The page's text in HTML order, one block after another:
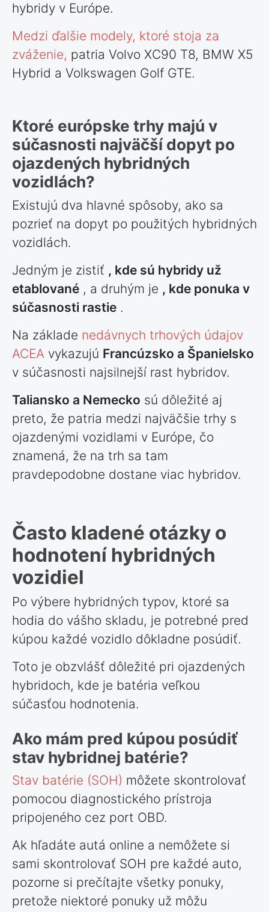
hybridy v Európe.
Medzi ďalšie modely, ktoré stoja za
zváženie, patria Volvo XC90 T8, BMW X5
Hybrid a Volkswagen Golf GTE.
Ktoré európske trhy majú v
súčasnosti najväčší dopyt po
ojazdených hybridných
vozidlách?
Existujú dva hlavné spôsoby, ako sa
pozrieť na dopyt po použitých hybridných
vozidlách.
Jedným je zistiť , kde sú hybridy už
etablované , a druhým je , kde ponuka v
súčasnosti rastie .
Na základe nedávnych trhových údajov
ACEA vykazujú Francúzsko a Španielsko
v súčasnosti najsilnejší rast hybridov.
Taliansko a Nemecko sú dôležité aj
preto, že patria medzi najväčšie trhy s
ojazdenými vozidlami v Európe, čo
znamená, že na trh sa tam
pravdepodobne dostane viac hybridov.
Často kladené otázky o
hodnotení hybridných
vozidiel
Po výbere hybridných typov, ktoré sa
hodia do vášho skladu, je potrebné pred
kúpou každé vozidlo dôkladne posúdiť.
Toto je obzvlášť dôležité pri ojazdených
hybridoch, kde je batéria veľkou
súčasťou hodnotenia.
Ako mám pred kúpou posúdiť
stav hybridnej batérie?
Stav batérie (SOH) môžete skontrolovať
pomocou diagnostického prístroja
pripojeného cez port OBD.
Ak hľadáte autá online a nemôžete si
sami skontrolovať SOH pre každé auto,
pozorne si prečítajte všetky ponuky,
pretože niektoré ponuky už môžu